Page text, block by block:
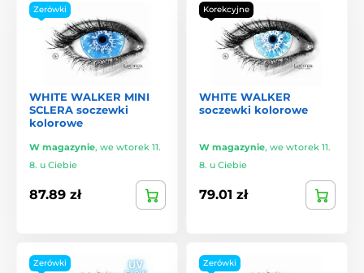
Zerówki
WHITE WALKER MINI
SCLERA soczewki
kolorowe
W magazynie, we wtorek 11.
8. u Ciebie
87.89 zł
Korekcyjne
WHITE WALKER
soczewki kolorowe
W magazynie, we wtorek 11.
8. u Ciebie
79.01 zł
Zerówki Zerówki